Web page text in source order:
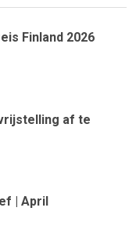
Finland 2026
af te
| April